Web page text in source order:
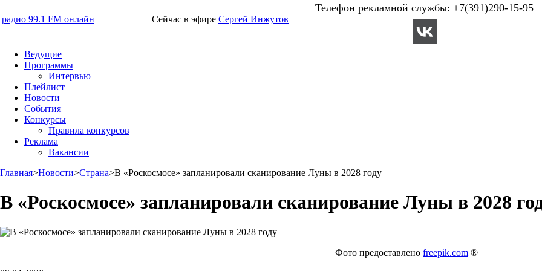
радио 99.1 FM онлайн Сейчас в эфире Сергей Инжутов
Телефон рекламной службы: +7(391)290-15-95
Ведущие
Программы
Интервью
Плейлист
Новости
События
Конкурсы
Правила конкурсов
Реклама
Вакансии
Главная>Новости>Страна>В «Роскосмосе» запланировали сканирование Луны в 2028 году
В «Роскосмосе» запланировали сканирование Луны в 2028
Фото предоставлено freepik.com ®